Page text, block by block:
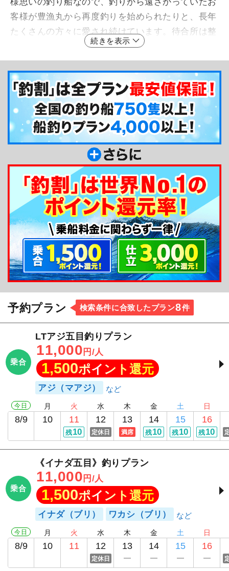
客様が豊漁丸から再度釣りを始められたりと、長年
たくさんの方々に愛され続けています。待合所は整
頓され明るくキレイで女性用トイレもあります！そ
んな親切丁寧な豊漁丸の3隻の船にはそれぞれ笑顔
が素敵な船長がいます。大変魅力の多い船宿です。
釣り船からのメッセージ
魚の種類が豊富な相模湾では、思ってもみない魚
が釣れる事も魅力の一つです。長年の経験を活かし
複雑な潮の動きを読んでお客様の釣果に繋げていま
す。オリジナルの仕掛けも用意しています、わから
ない事があれば気軽にお声掛けください！
続きを表示
予約プラン 検索条件に合致したプラン8件
乗合
LTアジ五目釣りプラン
11,000 円/人
1,500ポイント還元
アジ（マアジ）
今日
8/9
月
10
火
11
残10
水
12
定休日
木
13
満席
金
14
残10
土
15
残10
日
16
残10
乗合
《イナダ五目》釣りプラン
11,000 円/人
1,500ポイント還元
イナダ（ブリ） ワカシ（ブリ）
今日
8/9
月
10
火
11
水
12
定休日
木
13
金
14
土
15
日
16